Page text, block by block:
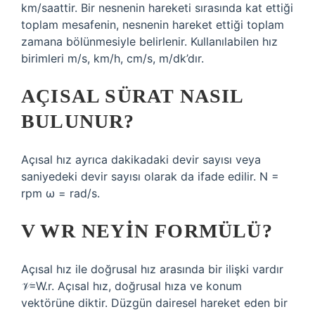
km/saattir. Bir nesnenin hareketi sırasında kat ettiği
toplam mesafenin, nesnenin hareket ettiği toplam
zamana bölünmesiyle belirlenir. Kullanılabilen hız
birimleri m/s, km/h, cm/s, m/dk’dır.
AÇISAL SÜRAT NASIL
BULUNUR?
Açısal hız ayrıca dakikadaki devir sayısı veya
saniyedeki devir sayısı olarak da ifade edilir. N =
rpm ω = rad/s.
V WR NEYIN FORMÜLÜ?
Açısal hız ile doğrusal hız arasında bir ilişki vardır
𝒱=W.r. Açısal hız, doğrusal hıza ve konum
vektörüne diktir. Düzgün dairesel hareket eden bir